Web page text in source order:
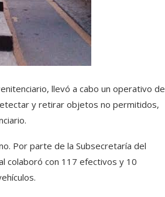
llevó a cabo un operativo de
y retirar objetos no permitidos,
Por parte de la Subsecretaría del
colaboró con 117 efectivos y 10